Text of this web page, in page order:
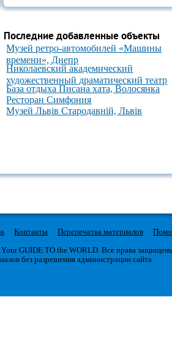
Последние добавленные объекты
Музей ретро-автомобилей «Машины
времени», Днепр
Николаевский академический
художественный драматический театр
База отдыха Писана хата, Волосянка
Ресторан Симфония
Музей Львів Стародавній, Львів
Контакты Перепечатка материалов
GUIDE TO the WORLD. Все права
без разрешения администрации сайта